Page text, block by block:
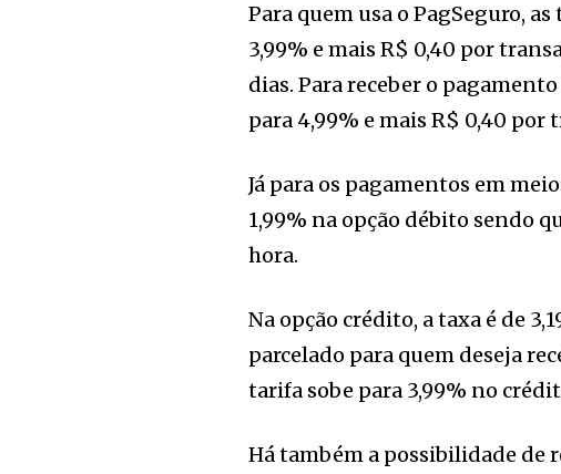
Para quem usa o PagSeguro,
3,99% e mais R$ 0,40 por
dias. Para receber o
para 4,99% e mais R$ 0,40 por
Já para os pagamentos em
1,99% na opção débito sendo
hora.
Na opção crédito, a taxa é de
parcelado para quem deseja
tarifa sobe para 3,99% no
Há também a possibilidade de